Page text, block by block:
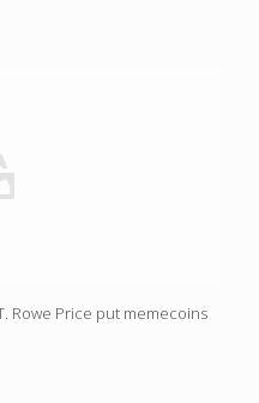
Rowe Price put memecoins